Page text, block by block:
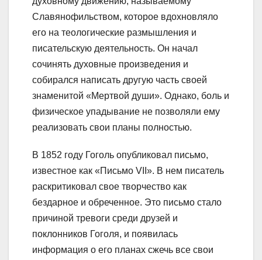
Славянофильством, которое вдохновляло
его на теологические размышления и
писательскую деятельность. Он начал
сочинять духовные произведения и
собирался написать другую часть своей
знаменитой «Мертвой души». Однако, боль и
физическое упадывание не позволяли ему
реализовать свои планы полностью.
В 1852 году Гоголь опубликовал письмо,
известное как «Письмо VII». В нем писатель
раскритиковал свое творчество как
бездарное и обреченное. Это письмо стало
причиной тревоги среди друзей и
поклонников Гоголя, и появилась
информация о его планах сжечь все свои